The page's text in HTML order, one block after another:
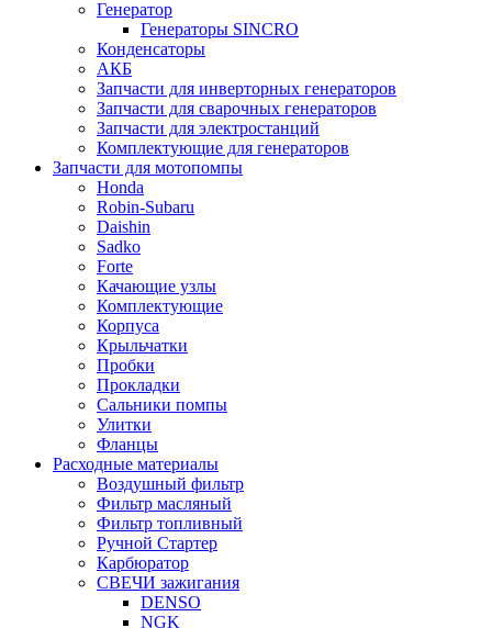
Генератор
Генераторы SINCRO
Конденсаторы
АКБ
Запчасти для инверторных генераторов
Запчасти для сварочных генераторов
Запчасти для электростанций
Комплектующие для генераторов
Запчасти для мотопомпы
Honda
Robin-Subaru
Daishin
Sadko
Forte
Качающие узлы
Комплектующие
Корпуса
Крыльчатки
Пробки
Прокладки
Сальники помпы
Улитки
Фланцы
Расходные материалы
Воздушный фильтр
Фильтр масляный
Фильтр топливный
Ручной Стартер
Карбюратор
СВЕЧИ зажигания
DENSO
NGK